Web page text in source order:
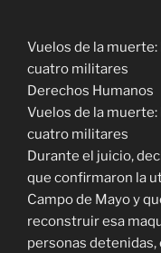
Vuelos de la
cuatro militares
Derechos Humanos
Vuelos de la
cuatro militares
Durante el juicio,
que confirmaron la
Campo de Mayo y
reconstruir esa
personas detenidas,